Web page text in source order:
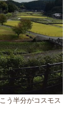
う半分がコスモス